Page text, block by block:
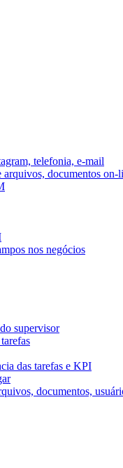
telefonia, e-mail
arquivos, documentos on-
nos negócios
supervisor
das tarefas e KPI
documentos,